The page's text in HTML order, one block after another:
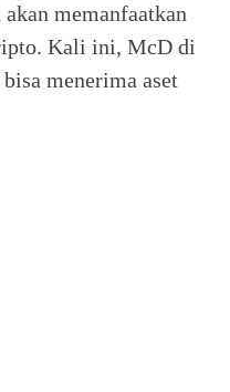
memanfaatkan
Kali ini, McD di
menerima aset